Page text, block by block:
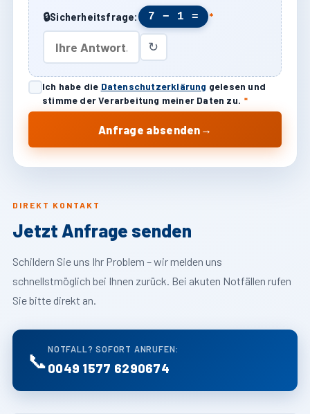
DIREKT KONTAKT
Jetzt Anfrage senden
Schildern Sie uns Ihr Problem – wir melden uns
schnellstmöglich bei Ihnen zurück. Bei akuten Notfällen rufen
Sie bitte direkt an.
📞 NOTFALL? SOFORT ANRUFEN:
0049 1577 6290674
🔒Sicherheitsfrage: 7 − 1 = *
↻
Ich habe die Datenschutzerklärung gelesen und
stimme der Verarbeitung meiner Daten zu. *
Anfrage absenden →